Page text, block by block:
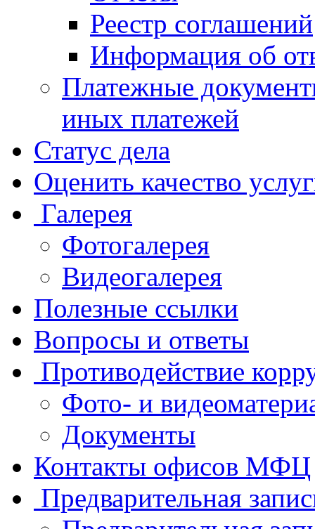
Реестр соглашений
Информация об
Платежные
иных платежей
Статус дела
Оценить качество
Галерея
Фотогалерея
Видеогалерея
Полезные ссылки
Вопросы и ответы
Противодействие
Фото- и
Документы
Контакты офисов МФЦ
Предварительная